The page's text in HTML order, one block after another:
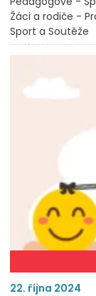
Žáci a rodiče -
Sport a Soutěže
22. října 2024